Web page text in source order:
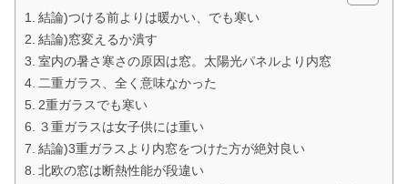
結論)つける前よりは暖かい、でも寒い
結論)窓変えるか潰す
室内の暑さ寒さの原因は窓。太陽光パネルより内窓
二重ガラス、全く意味なかった
2重ガラスでも寒い
３重ガラスは女子供には重い
結論)3重ガラスより内窓をつけた方が絶対良い
北欧の窓は断熱性能が段違い